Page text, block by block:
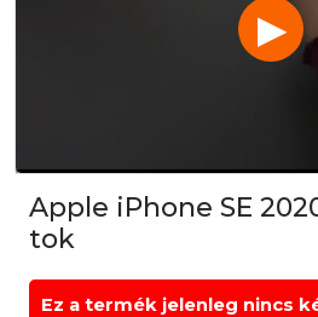
▶
Apple iPhone SE
tok
Ez a termék jelenleg nincs